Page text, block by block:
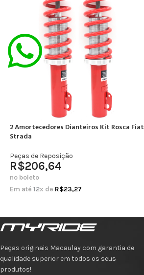
2 Amortecedores Dianteiros Kit Rosca Fiat
Strada
Peças de Reposição
R$206,64
no boleto
Em até 12x de R$23,27
Peças originais Macaulay com garantia de
qualidade superior em todos os seus
produtos!